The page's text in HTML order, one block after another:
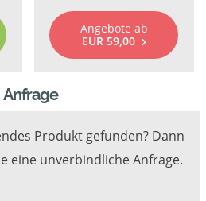
Angebote ab
EUR 59,00
Anfrage
Produkt gefunden? Dann
eine unverbindliche Anfrage.